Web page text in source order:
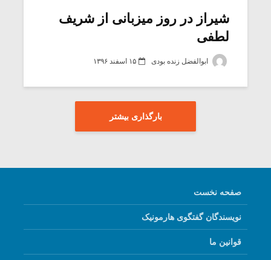
شیراز در روز میزبانی از شریف
لطفی
ابوالفضل زنده بودی ۱۵ اسفند ۱۳۹۶
بارگذاری بیشتر
صفحه نخست
نویسندگان گفتگوی هارمونیک
قوانین ما